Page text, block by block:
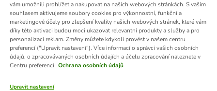
vám umožnili prohlížet a nakupovat na našich webových stránkách. S vaším
souhlasem aktivujeme soubory cookies pro výkonnostní, funkční a
marketingové účely pro zlepšení kvality našich webových stránek, které vám
díky této aktivaci budou moci ukazovat relevantní produkty a služby a pro
personalizaci reklam. Změny můžete kdykoli provést v našem centru
preferencí ("Upravit nastavení"). Více informací o správci vašich osobních
údajů, o zpracovávaných osobních údajích a účelu zpracování naleznete v
Centru preferencí Ochrana osobních údajů
Upravit nastavení